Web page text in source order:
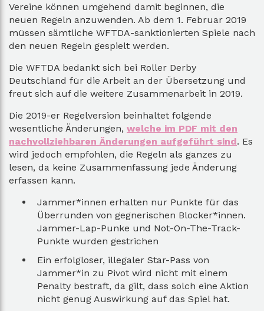
Vereine können umgehend damit beginnen, die
neuen Regeln anzuwenden. Ab dem 1. Februar 2019
müssen sämtliche WFTDA-sanktionierten Spiele nach
den neuen Regeln gespielt werden.
Die WFTDA bedankt sich bei Roller Derby
Deutschland für die Arbeit an der Übersetzung und
freut sich auf die weitere Zusammenarbeit in 2019.
Die 2019-er Regelversion beinhaltet folgende
wesentliche Änderungen, welche im PDF mit den
nachvollziehbaren Änderungen aufgeführt sind. Es
wird jedoch empfohlen, die Regeln als ganzes zu
lesen, da keine Zusammenfassung jede Änderung
erfassen kann.
Jammer*innen erhalten nur Punkte für das
Überrunden von gegnerischen Blocker*innen.
Jammer-Lap-Punke und Not-On-The-Track-
Punkte wurden gestrichen
Ein erfolgloser, illegaler Star-Pass von
Jammer*in zu Pivot wird nicht mit einem
Penalty bestraft, da gilt, dass solch eine Aktion
nicht genug Auswirkung auf das Spiel hat.